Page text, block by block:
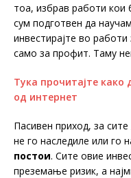
тоа, избрав работи кои
сум подготвен да
инвестирајте во
само за профит. Таму
Тука прочитајте
од интернет
Пасивен приход, за
не го наследиле или го
постои. Сите овие
преземање ризик, а